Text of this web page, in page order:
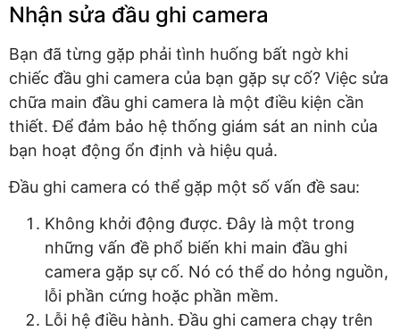
Nhận sửa đầu ghi camera
Bạn đã từng gặp phải tình huống bất ngờ khi
chiếc đầu ghi camera của bạn gặp sự cố? Việc sửa
chữa main đầu ghi camera là một điều kiện cần
thiết. Để đảm bảo hệ thống giám sát an ninh của
bạn hoạt động ổn định và hiệu quả.
Đầu ghi camera có thể gặp một số vấn đề sau:
Không khởi động được. Đây là một trong
những vấn đề phổ biến khi main đầu ghi
camera gặp sự cố. Nó có thể do hỏng nguồn,
lỗi phần cứng hoặc phần mềm.
Lỗi hệ điều hành. Đầu ghi camera chạy trên